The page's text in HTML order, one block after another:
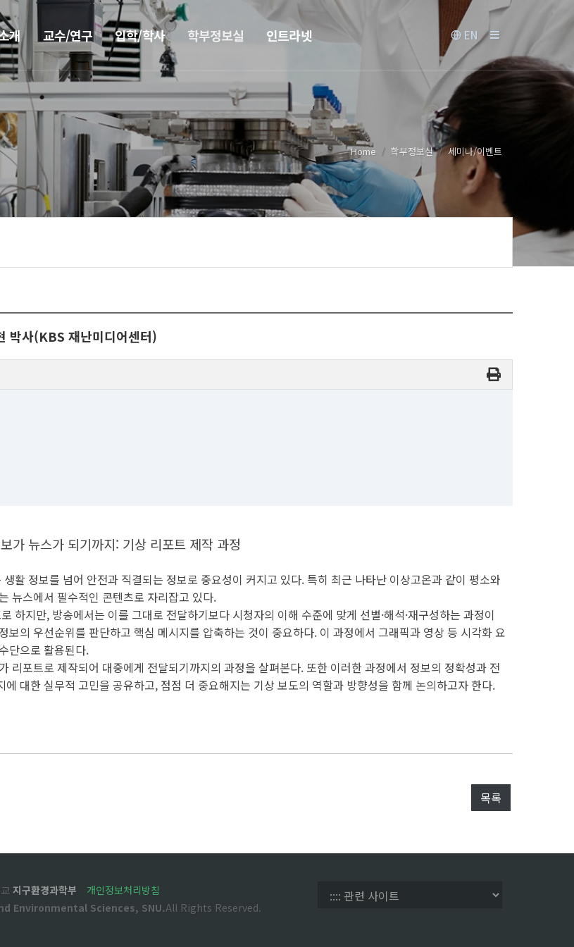
개 교수/연구 입학/학사 학부정보실 인트라넷 EN
Home 학부정보실 세미나/이벤트
사(KBS 재난미디어센터)
가 뉴스가 되기까지: 기상 리포트 제작 과정
활 정보를 넘어 안전과 직결되는 정보로 중요성이 커지고 있다. 특히 최근 나타난 이상고온과 같이 평소와
뉴스에서 필수적인 콘텐츠로 자리잡고 있다.
하지만, 방송에서는 이를 그대로 전달하기보다 시청자의 이해 수준에 맞게 선별·해석·재구성하는 과정이
의 우선순위를 판단하고 핵심 메시지를 압축하는 것이 중요하다. 이 과정에서 그래픽과 영상 등 시각화 요
단으로 활용된다.
리포트로 제작되어 대중에게 전달되기까지의 과정을 살펴본다. 또한 이러한 과정에서 정보의 정확성과 전
대한 실무적 고민을 공유하고, 점점 더 중요해지는 기상 보도의 역할과 방향성을 함께 논의하고자 한다.
목록
지구환경과학부
개인정보처리방침
Environmental Sciences, SNU.All Rights Reserved.